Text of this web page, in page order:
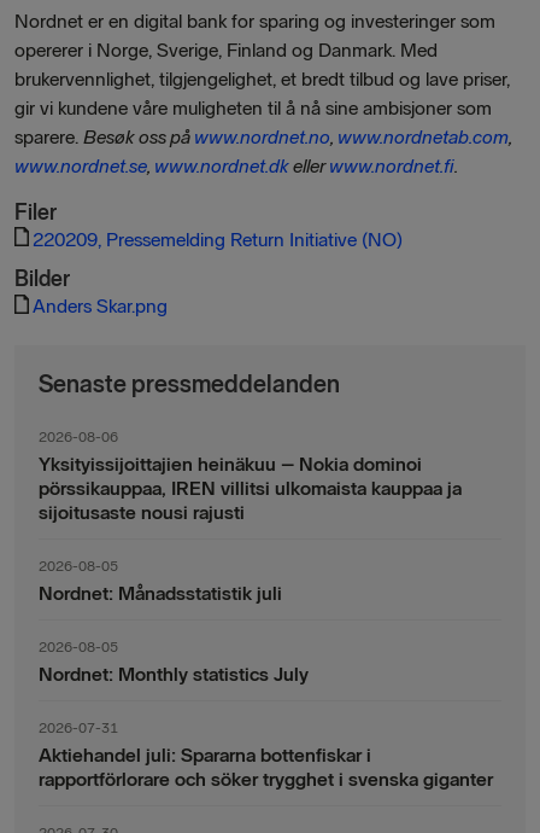
Nordnet er en digital bank for sparing og investeringer som
opererer i Norge, Sverige, Finland og Danmark. Med
brukervennlighet, tilgjengelighet, et bredt tilbud og lave priser,
gir vi kundene våre muligheten til å nå sine ambisjoner som
sparere. Besøk oss på www.nordnet.no, www.nordnetab.com,
www.nordnet.se, www.nordnet.dkellerwww.nordnet.fi.
Filer
220209, Pressemelding Return Initiative (NO)
Bilder
Anders Skar.png
Senaste pressmeddelanden
2026-08-06
Yksityissijoittajien heinäkuu – Nokia dominoi
pörssikauppaa, IREN villitsi ulkomaista kauppaa ja
sijoitusaste nousi rajusti
2026-08-05
Nordnet: Månadsstatistik juli
2026-08-05
Nordnet: Monthly statistics July
2026-07-31
Aktiehandel juli: Spararna bottenfiskar i
rapportförlorare och söker trygghet i svenska giganter